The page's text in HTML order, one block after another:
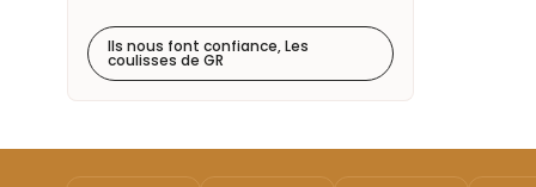
Ils nous font confiance, Les
coulisses de GR